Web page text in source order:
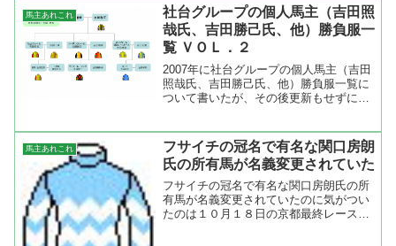
ってしまったが、昨年シルクホースクラ
ブの運営する天栄ホースパークを買収し
た事によりシルクも社台グループの一員
となり更に拡大した。
馬主あれこれ
社台グループの個人馬主（吉田照
哉氏、吉田勝己氏、他）勝負服一
覧 ＶＯＬ．２
2007年に社台グループの個人馬主（吉田
照哉氏、吉田勝己氏、他）勝負服一覧に
ついて書いたが、その後更新もせずに放
一覧表を更新しました。俊介氏は個人馬
主での登録はあったの...
馬主あれこれ
フサイチの冠名で有名な関口房朗
氏の所有馬が名義変更されていた
フサイチの冠名で有名な関口房朗氏の所
有馬が名義変更されていたのに気がつい
たのは１０月１８日の京都最終レースに